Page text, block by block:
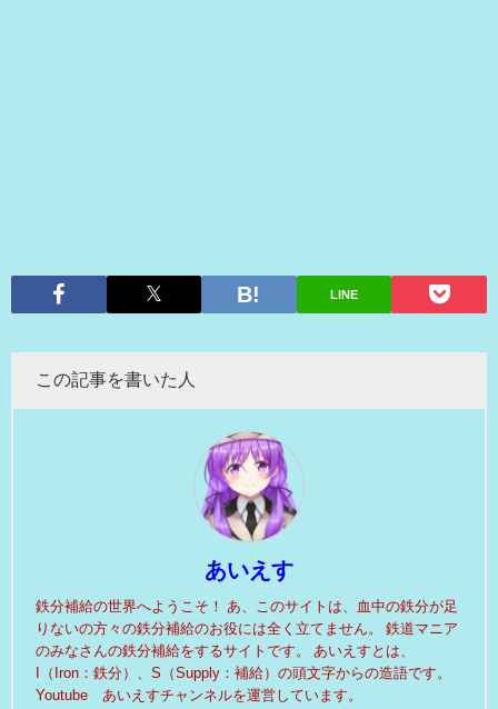
LINE
この記事を書いた人
あいえす
鉄分補給の世界へようこそ！ あ、このサイトは、血中の鉄分が足
りないの方々の鉄分補給のお役には全く立てません。 鉄道マニア
のみなさんの鉄分補給をするサイトです。 あいえすとは、
I（Iron：鉄分）、S（Supply：補給）の頭文字からの造語です。
Youtube あいえすチャンネルを運営しています。